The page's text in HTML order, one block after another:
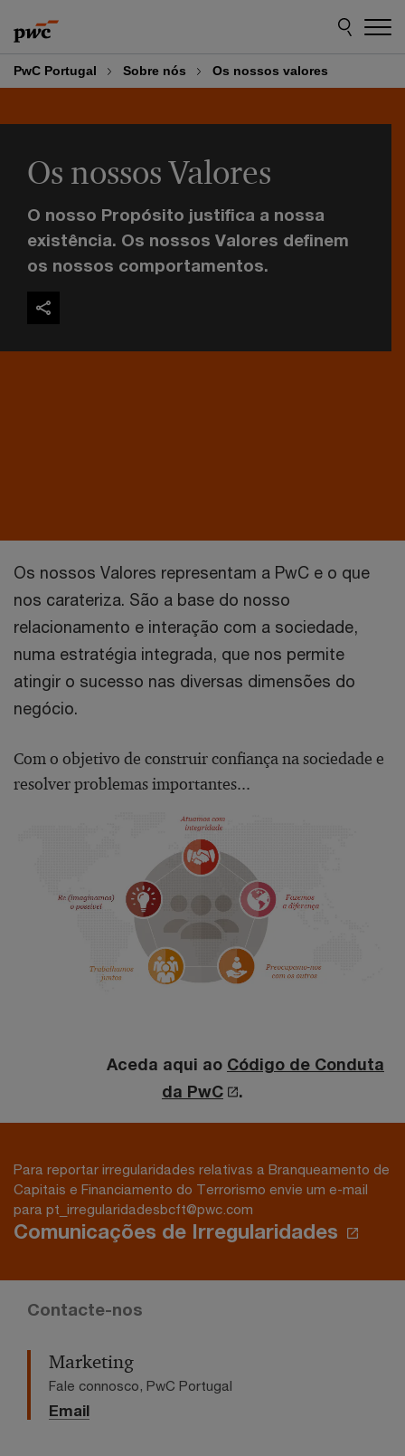
to
content
to
footer
PwC Portugal Sobre nós Os nossos valores
Os nossos Valores
O nosso Propósito justifica a nossa
existência. Os nossos Valores definem
os nossos comportamentos.
Os nossos Valores representam a PwC e o que
nos carateriza. São a base do nosso
relacionamento e interação com a sociedade,
numa estratégia integrada, que nos permite
atingir o sucesso nas diversas dimensões do
negócio.
Com o objetivo de construir confiança na sociedade e
resolver problemas importantes...
Aceda aqui ao Código de Conduta
da PwC
.
Para reportar irregularidades relativas a Branqueamento de
Capitais e Financiamento do Terrorismo envie um e-mail
para pt_irregularidadesbcft@pwc.com
Comunicações de Irregularidades
Contacte-nos
Marketing
Fale connosco, PwC Portugal
Email